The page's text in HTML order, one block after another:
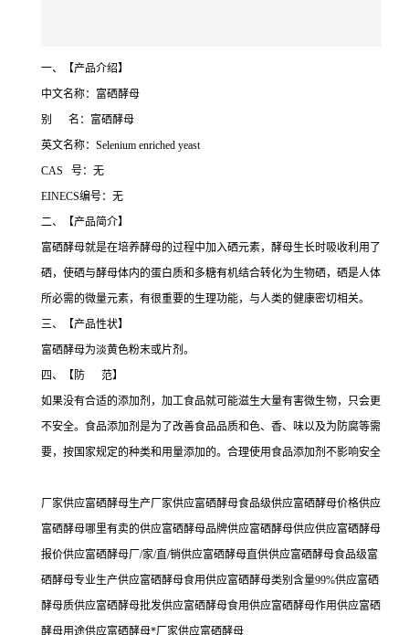
一、【产品介绍】
中文名称：富硒酵母
别 名：富硒酵母
英文名称：Selenium enriched yeast
CAS 号：无
EINECS编号：无
二、【产品简介】
富硒酵母就是在培养酵母的过程中加入硒元素，酵母生长时吸收利用了
硒，使硒与酵母体内的蛋白质和多糖有机结合转化为生物硒，硒是人体
所必需的微量元素，有很重要的生理功能，与人类的健康密切相关。
三、【产品性状】
富硒酵母为淡黄色粉末或片剂。
四、【防 范】
如果没有合适的添加剂，加工食品就可能滋生大量有害微生物，只会更
不安全。食品添加剂是为了改善食品品质和色、香、味以及为防腐等需
要，按国家规定的种类和用量添加的。合理使用食品添加剂不影响安全
厂家供应富硒酵母生产厂家供应富硒酵母食品级供应富硒酵母价格供应
富硒酵母哪里有卖的供应富硒酵母品牌供应富硒酵母供应供应富硒酵母
报价供应富硒酵母厂/家/直/销供应富硒酵母直供供应富硒酵母食品级富
硒酵母专业生产供应富硒酵母食用供应富硒酵母类别含量99%供应富硒
酵母质供应富硒酵母批发供应富硒酵母食用供应富硒酵母作用供应富硒
酵母用途供应富硒酵母*厂家供应富硒酵母